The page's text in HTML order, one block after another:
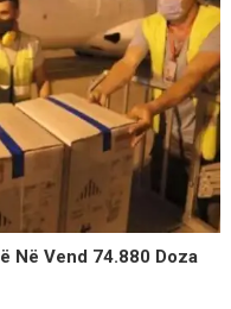
Në Vend 74.880 Doza